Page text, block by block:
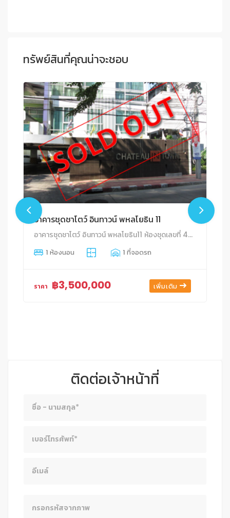
ทรัพย์สินที่คุณน่าจะชอบ
อาคารชุดชาโตว์ อินทาวน์ พหลโยธิน 11
อาคารชุดชาโตว์ อินทาวน์ พหลโยธิน11 ห้องชุดเลขที่ 44/39 ชั้นที่ 5 อาคาร 44 สามเสนใน ดุสิต กรุงเทพมหานคร
1 ห้องนอน 1 ที่จอดรถ
ราคา ฿3,500,000 เพิ่มเติม
ติดต่อเจ้าหน้าที่